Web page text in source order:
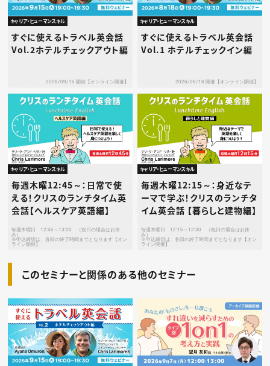
キャリア・ヒューマンスキル
すぐに使えるトラベル英会話
Vol.2ホテルチェックアウト編
2026/09/15 開催【オンライン開催】
キャリア・ヒューマンスキル
すぐに使えるトラベル英会話
Vol.1 ホテルチェックイン編
2026/08/18 開催【オンライン開催】
キャリア・ヒューマンスキル
毎週木曜12:45～：日常で使
える！クリスのランチタイム英
会話【ヘルスケア英語編】
毎週木曜日 12:45～13:00 （祝日の場合はお休
み）
※申込締切は、各回の終了時間までとなります【オン
ライン開催】
キャリア・ヒューマンスキル
毎週木曜12:15～：身近なテ
ーマで学ぶ！クリスのランチタ
イム英会話 【暮らしと建物編】
毎週木曜日 12:15～12:30 （祝日の場合はお休
み）
※申込締切は、各回の終了時間までとなります【オン
ライン開催】
このセミナーと関係のある他のセミナー